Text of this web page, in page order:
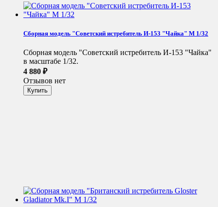
Сборная модель "Советский истребитель И-153 "Чайка" М 1/32
Сборная модель "Советский истребитель И-153 "Чайка"
в масштабе 1/32.
4 880 ₽
Отзывов нет